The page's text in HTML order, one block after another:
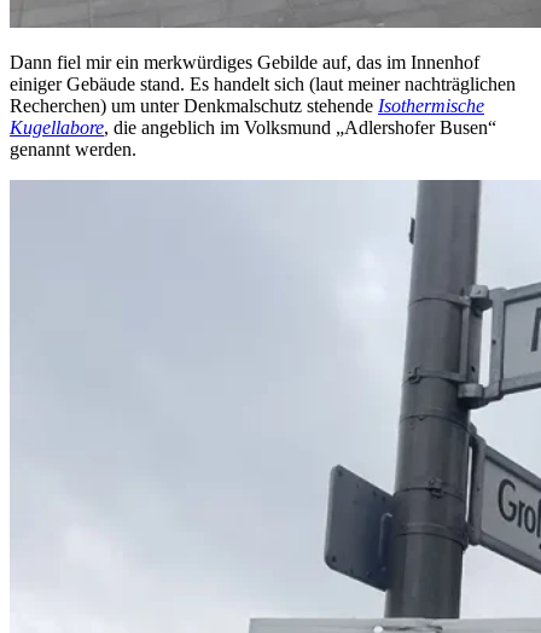
Dann fiel mir ein merkwürdiges Gebilde auf, das im Innenhof
einiger Gebäude stand. Es handelt sich (laut meiner nachträglichen
Recherchen) um unter Denkmalschutz stehende Isothermische
Kugellabore, die angeblich im Volksmund „Adlershofer Busen“
genannt werden.